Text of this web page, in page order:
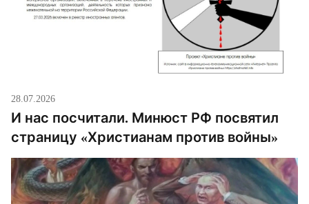
28.07.2026
И нас посчитали. Минюст РФ посвятил
страницу «Христианам против войны»